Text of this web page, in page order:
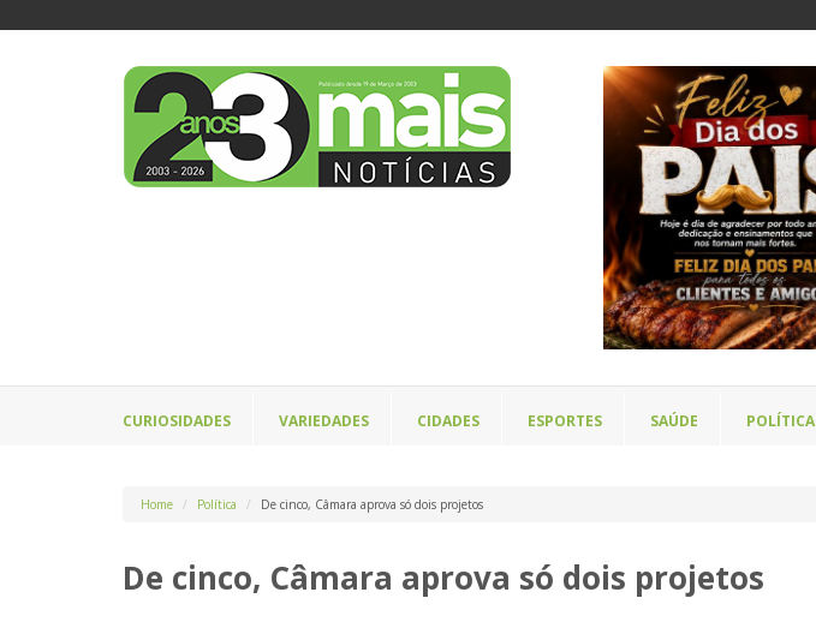
CURIOSIDADES VARIEDADES CIDADES ESPORTES SAÚDE POLÍTICA
Home Política De cinco, Câmara aprova só dois projetos
De cinco, Câmara aprova só dois projetos